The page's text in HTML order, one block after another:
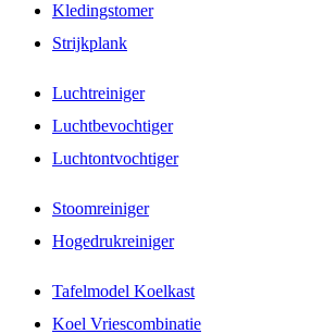
Kledingstomer
Strijkplank
Luchtreiniger
Luchtbevochtiger
Luchtontvochtiger
Stoomreiniger
Hogedrukreiniger
Tafelmodel Koelkast
Koel Vriescombinatie